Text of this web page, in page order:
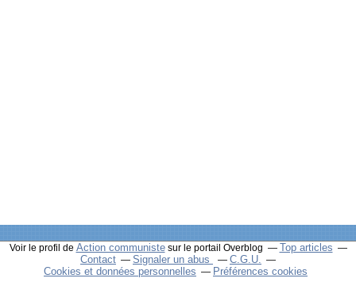
Voir le profil de Action communistesur le portail Overblog
Top articles
Contact
Signaler un abus
C.G.U.
Cookies et données personnelles
Préférences cookies